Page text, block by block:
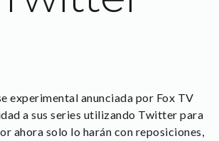
experimental anunciada por Fox TV
a sus series utilizando Twitter para
ahora solo lo harán con reposiciones,